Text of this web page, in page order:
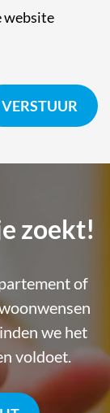
website
zoekt!
of
we het
voldoet.